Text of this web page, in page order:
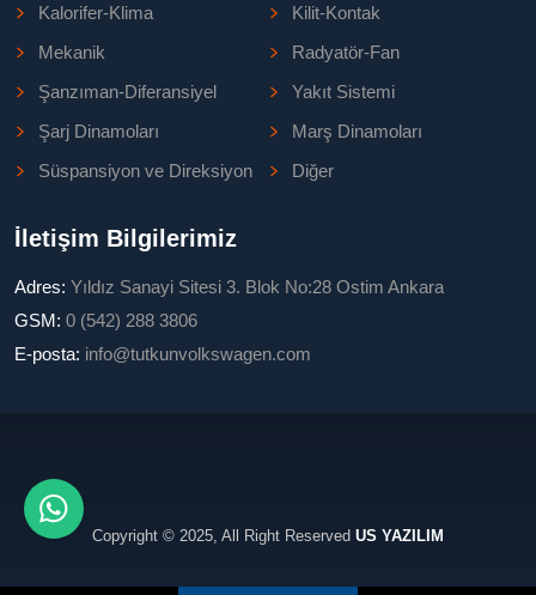
Kalorifer-Klima
Kilit-Kontak
Mekanik
Radyatör-Fan
Şanzıman-Diferansiyel
Yakıt Sistemi
Şarj Dinamoları
Marş Dinamoları
Süspansiyon ve Direksiyon
Diğer
İletişim Bilgilerimiz
Adres: Yıldız Sanayi Sitesi 3. Blok No:28 Ostim Ankara
GSM: 0 (542) 288 3806
E-posta: info@tutkunvolkswagen.com
Copyright © 2025, All Right Reserved US YAZILIM